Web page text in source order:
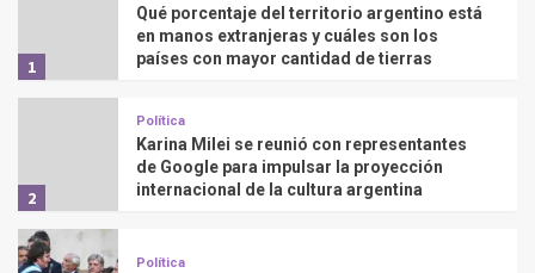
1
Qué porcentaje del territorio argentino está
en manos extranjeras y cuáles son los
países con mayor cantidad de tierras
2
Política
Karina Milei se reunió con representantes
de Google para impulsar la proyección
internacional de la cultura argentina
Política